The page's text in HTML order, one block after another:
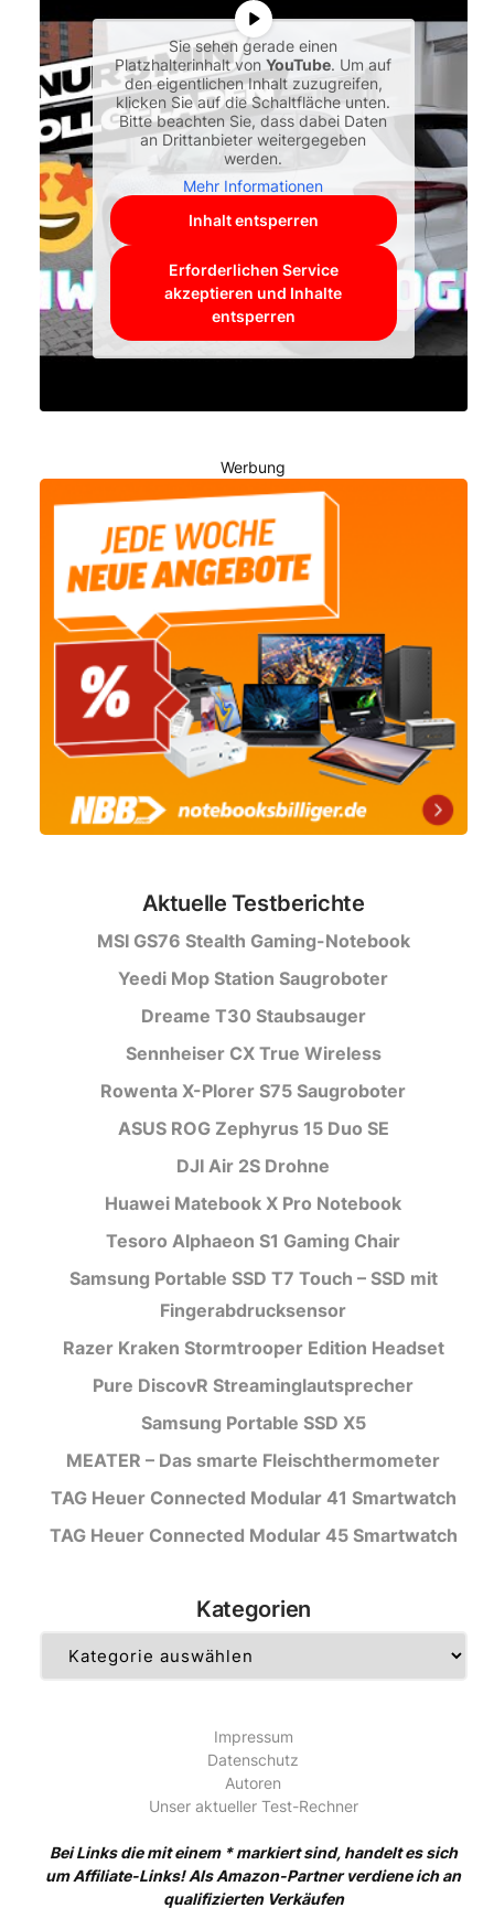
Sie sehen gerade einen
Platzhalterinhalt vonYouTube. Um auf
den eigentlichen Inhalt zuzugreifen,
klicken Sie auf die Schaltfläche unten.
Bitte beachten Sie, dass dabei Daten
an Drittanbieter weitergegeben
werden.
Mehr Informationen
Inhalt entsperren
Erforderlichen Service
akzeptieren und Inhalte
entsperren
Werbung
Aktuelle Testberichte
MSI GS76 Stealth Gaming-Notebook
Yeedi Mop Station Saugroboter
Dreame T30 Staubsauger
Sennheiser CX True Wireless
Rowenta X-Plorer S75 Saugroboter
ASUS ROG Zephyrus 15 Duo SE
DJI Air 2S Drohne
Huawei Matebook X Pro Notebook
Tesoro Alphaeon S1 Gaming Chair
Samsung Portable SSD T7 Touch – SSD mit
Fingerabdrucksensor
Razer Kraken Stormtrooper Edition Headset
Pure DiscovR Streaminglautsprecher
Samsung Portable SSD X5
MEATER – Das smarte Fleischthermometer
TAG Heuer Connected Modular 41 Smartwatch
TAG Heuer Connected Modular 45 Smartwatch
Kategorien
Impressum
Datenschutz
Autoren
Unser aktueller Test-Rechner
Bei Links die mit einem * markiert sind, handelt es sich
um Affiliate-Links! Als Amazon-Partner verdiene ich an
qualifizierten Verkäufen